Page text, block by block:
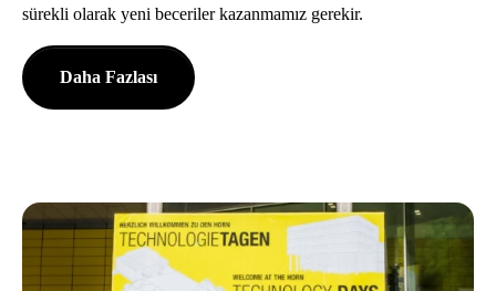
sürekli olarak yeni beceriler kazanmamız gerekir.
Daha Fazlası